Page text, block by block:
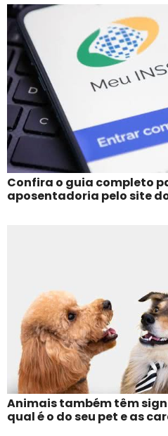
Confira o guia completo
aposentadoria pelo site do
Animais também têm
qual é o do seu pet e as